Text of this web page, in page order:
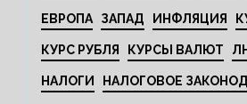
ЕВРОПА ЗАПАД ИНФЛЯЦИЯ
КУРС РУБЛЯ КУРСЫ ВАЛЮТ
НАЛОГИ НАЛОГОВОЕ